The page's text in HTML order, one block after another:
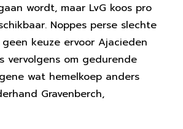
wordt, maar LvG koos pro
Noppes perse slechte
keuze ervoor Ajacieden
vervolgens om gedurende
wat hemelkoep anders
Gravenberch,